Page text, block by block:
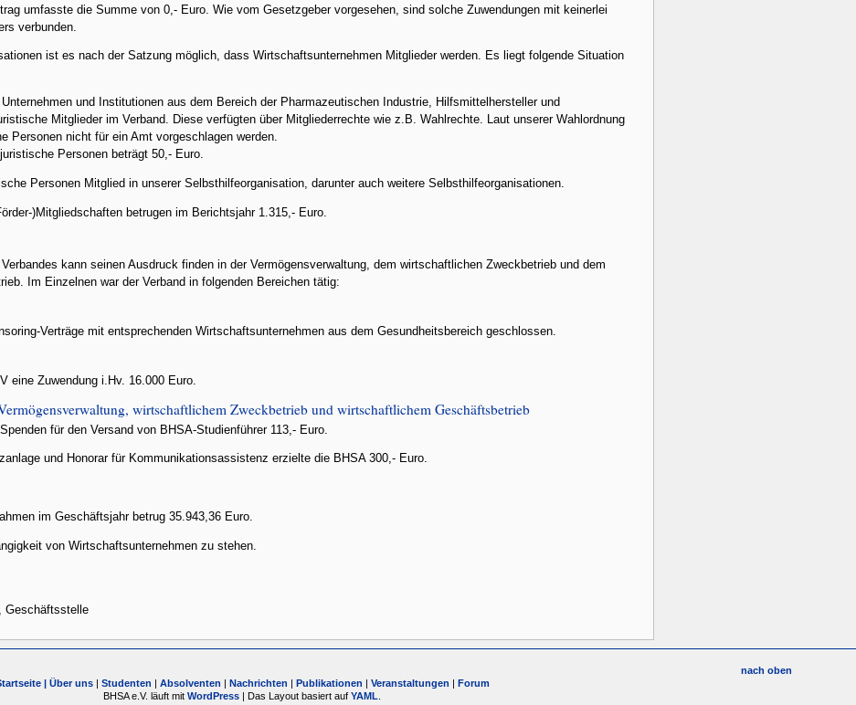
umfasste die Summe von 0,- Euro. Wie vom Gesetzgeber vorgesehen, sind solche Zuwendungen mit keinerlei
verbunden.
ist es nach der Satzung möglich, dass Wirtschaftsunternehmen Mitglieder werden. Es liegt folgende Situation
und Institutionen aus dem Bereich der Pharmazeutischen Industrie, Hilfsmittelhersteller und
Mitglieder im Verband. Diese verfügten über Mitgliederrechte wie z.B. Wahlrechte. Laut unserer Wahlordnung
Personen nicht für ein Amt vorgeschlagen werden.
Personen beträgt 50,- Euro.
Personen Mitglied in unserer Selbsthilfeorganisation, darunter auch weitere Selbsthilfeorganisationen.
)Mitgliedschaften betrugen im Berichtsjahr 1.315,- Euro.
kann seinen Ausdruck finden in der Vermögensverwaltung, dem wirtschaftlichen Zweckbetrieb und dem
Im Einzelnen war der Verband in folgenden Bereichen tätig:
Verträge mit entsprechenden Wirtschaftsunternehmen aus dem Gesundheitsbereich geschlossen.
eine Zuwendung i.Hv. 16.000 Euro.
wirtschaftlichem Zweckbetrieb und wirtschaftlichem Geschäftsbetrieb
für den Versand von BHSA-Studienführer 113,- Euro.
und Honorar für Kommunikationsassistenz erzielte die BHSA 300,- Euro.
im Geschäftsjahr betrug 35.943,36 Euro.
von Wirtschaftsunternehmen zu stehen.
Geschäftsstelle
nach oben
| Über uns| Studenten | Absolventen | Nachrichten | Publikationen | Veranstaltungen | Forum
BHSA e.V. läuft mit WordPress | Das Layout basiert auf YAML